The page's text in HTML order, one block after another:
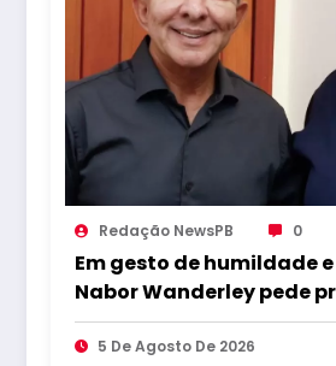
Redação NewsPB 0
Em gesto de humildade
Nabor Wanderley pede
para João Azevêdo e
compromisso com o
5 De Agosto De 2026